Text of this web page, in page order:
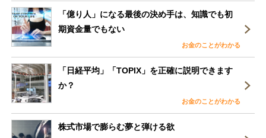
「億り人」になる最後の決め手は、知識でも初
期資金量でもない
お金のことがわかる
「日経平均」「TOPIX」を正確に説明できます
か？
お金のことがわかる
株式市場で膨らむ夢と弾ける欲